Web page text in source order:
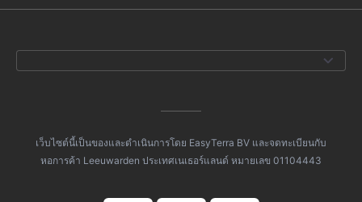
เว็บไซต์นี้เป็นของและดำเนินการโดย EasyTerra BV และจดทะเบียนกับ
หอการค้า Leeuwarden ประเทศเนเธอร์แลนด์ หมายเลข 01104443